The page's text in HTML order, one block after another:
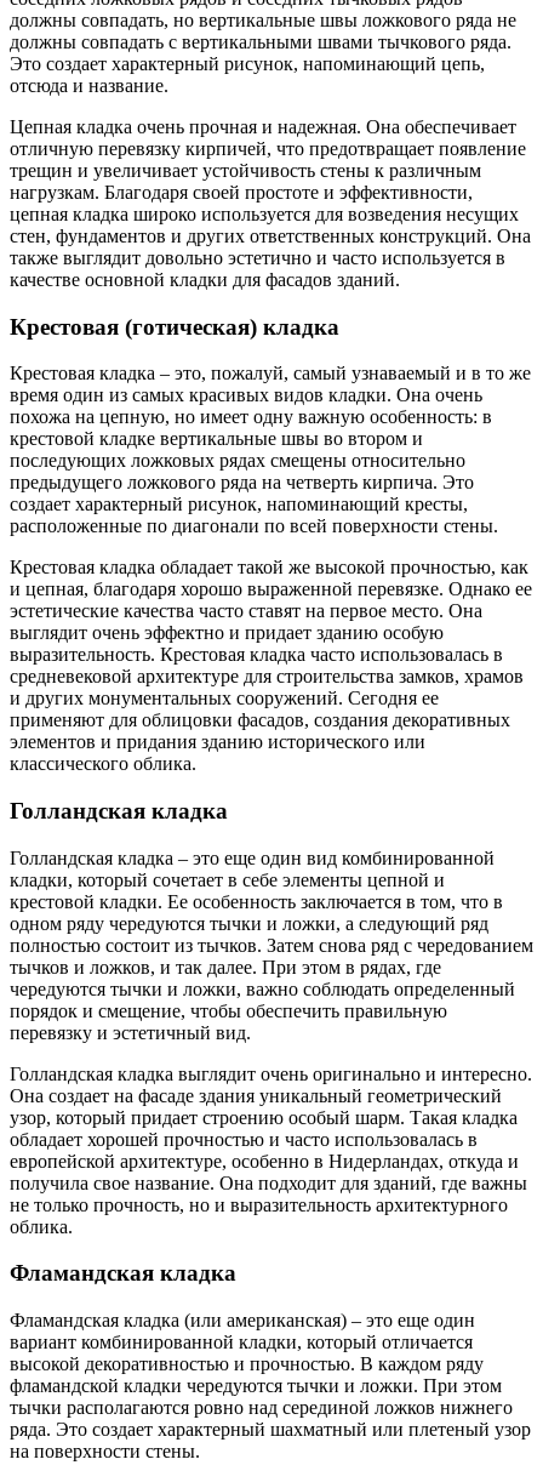
должны совпадать, но вертикальные швы ложкового ряда не
должны совпадать с вертикальными швами тычкового ряда.
Это создает характерный рисунок, напоминающий цепь,
отсюда и название.
Цепная кладка очень прочная и надежная. Она обеспечивает
отличную перевязку кирпичей, что предотвращает появление
трещин и увеличивает устойчивость стены к различным
нагрузкам. Благодаря своей простоте и эффективности,
цепная кладка широко используется для возведения несущих
стен, фундаментов и других ответственных конструкций. Она
также выглядит довольно эстетично и часто используется в
качестве основной кладки для фасадов зданий.
Крестовая (готическая) кладка
Крестовая кладка – это, пожалуй, самый узнаваемый и в то же
время один из самых красивых видов кладки. Она очень
похожа на цепную, но имеет одну важную особенность: в
крестовой кладке вертикальные швы во втором и
последующих ложковых рядах смещены относительно
предыдущего ложкового ряда на четверть кирпича. Это
создает характерный рисунок, напоминающий кресты,
расположенные по диагонали по всей поверхности стены.
Крестовая кладка обладает такой же высокой прочностью, как
и цепная, благодаря хорошо выраженной перевязке. Однако ее
эстетические качества часто ставят на первое место. Она
выглядит очень эффектно и придает зданию особую
выразительность. Крестовая кладка часто использовалась в
средневековой архитектуре для строительства замков, храмов
и других монументальных сооружений. Сегодня ее
применяют для облицовки фасадов, создания декоративных
элементов и придания зданию исторического или
классического облика.
Голландская кладка
Голландская кладка – это еще один вид комбинированной
кладки, который сочетает в себе элементы цепной и
крестовой кладки. Ее особенность заключается в том, что в
одном ряду чередуются тычки и ложки, а следующий ряд
полностью состоит из тычков. Затем снова ряд с чередованием
тычков и ложков, и так далее. При этом в рядах, где
чередуются тычки и ложки, важно соблюдать определенный
порядок и смещение, чтобы обеспечить правильную
перевязку и эстетичный вид.
Голландская кладка выглядит очень оригинально и интересно.
Она создает на фасаде здания уникальный геометрический
узор, который придает строению особый шарм. Такая кладка
обладает хорошей прочностью и часто использовалась в
европейской архитектуре, особенно в Нидерландах, откуда и
получила свое название. Она подходит для зданий, где важны
не только прочность, но и выразительность архитектурного
облика.
Фламандская кладка
Фламандская кладка (или американская) – это еще один
вариант комбинированной кладки, который отличается
высокой декоративностью и прочностью. В каждом ряду
фламандской кладки чередуются тычки и ложки. При этом
тычки располагаются ровно над серединой ложков нижнего
ряда. Это создает характерный шахматный или плетеный узор
на поверхности стены.